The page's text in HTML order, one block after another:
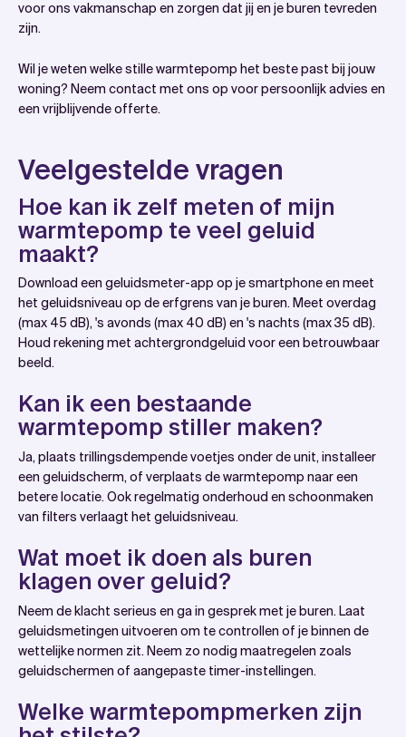
voor ons vakmanschap en zorgen dat jij en je buren tevreden
zijn.
Wil je weten welke stille warmtepomp het beste past bij jouw
woning? Neem contact met ons op voor persoonlijk advies en
een vrijblijvende offerte.
Veelgestelde vragen
Hoe kan ik zelf meten of mijn
warmtepomp te veel geluid
maakt?
Download een geluidsmeter-app op je smartphone en meet
het geluidsniveau op de erfgrens van je buren. Meet overdag
(max 45 dB), 's avonds (max 40 dB) en 's nachts (max 35 dB).
Houd rekening met achtergrondgeluid voor een betrouwbaar
beeld.
Kan ik een bestaande
warmtepomp stiller maken?
Ja, plaats trillingsdempende voetjes onder de unit, installeer
een geluidscherm, of verplaats de warmtepomp naar een
betere locatie. Ook regelmatig onderhoud en schoonmaken
van filters verlaagt het geluidsniveau.
Wat moet ik doen als buren
klagen over geluid?
Neem de klacht serieus en ga in gesprek met je buren. Laat
geluidsmetingen uitvoeren om te controllen of je binnen de
wettelijke normen zit. Neem zo nodig maatregelen zoals
geluidschermen of aangepaste timer-instellingen.
Welke warmtepompmerken zijn